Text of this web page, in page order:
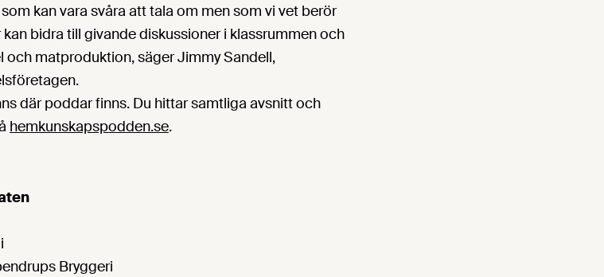
kan vara svåra att tala om men som vi vet berör
bidra till givande diskussioner i klassrummen och
matproduktion, säger Jimmy Sandell,
där poddar finns. Du hittar samtliga avsnitt och
hemkunskapspodden.se.
Bryggeri